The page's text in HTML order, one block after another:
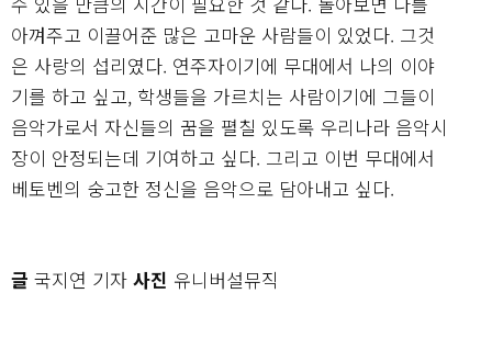
아껴주고 이끌어준 많은 고마운 사람들이 있었다. 그것
은 사랑의 섭리였다. 연주자이기에 무대에서 나의 이야
기를 하고 싶고, 학생들을 가르치는 사람이기에 그들이
음악가로서 자신들의 꿈을 펼칠 있도록 우리나라 음악시
장이 안정되는데 기여하고 싶다. 그리고 이번 무대에서
베토벤의 숭고한 정신을 음악으로 담아내고 싶다.
글 국지연 기자 사진 유니버설뮤직